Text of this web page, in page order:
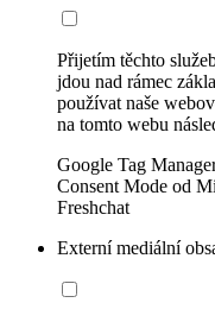
Přijetím těchto
jdou nad rámec
používat naše
na tomto webu
Google Tag
Consent Mode od
Freshchat
Externí mediální